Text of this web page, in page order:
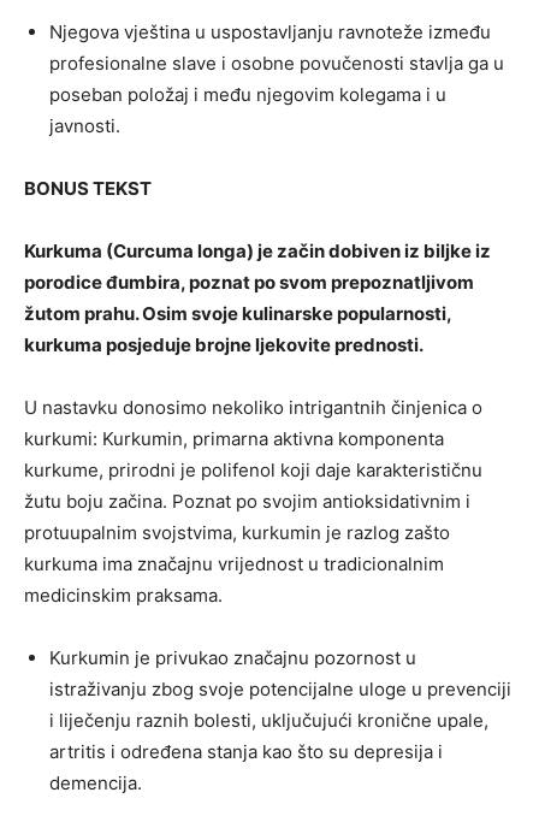
Njegova vještina u uspostavljanju ravnoteže između
profesionalne slave i osobne povučenosti stavlja ga u
poseban položaj i među njegovim kolegama i u
javnosti.
BONUS TEKST
Kurkuma (Curcuma longa) je začin dobiven iz biljke iz
porodice đumbira, poznat po svom prepoznatljivom
žutom prahu.Osim svoje kulinarske popularnosti,
kurkuma posjeduje brojne ljekovite prednosti.
U nastavku donosimo nekoliko intrigantnih činjenica o
kurkumi: Kurkumin, primarna aktivna komponenta
kurkume, prirodni je polifenol koji daje karakterističnu
žutu boju začina. Poznat po svojim antioksidativnim i
protuupalnim svojstvima, kurkumin je razlog zašto
kurkuma ima značajnu vrijednost u tradicionalnim
medicinskim praksama.
Kurkumin je privukao značajnu pozornost u
istraživanju zbog svoje potencijalne uloge u prevenciji
i liječenju raznih bolesti, uključujući kronične upale,
artritis i određena stanja kao što su depresija i
demencija.